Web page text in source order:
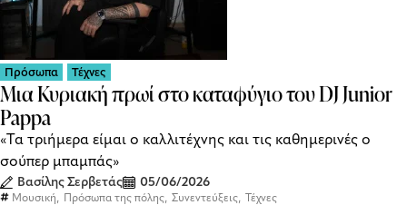
Πρόσωπα Τέχνες
Μια Κυριακή πρωί στο καταφύγιο του DJ Junior
Pappa
«Tα τριήμερα είμαι ο καλλιτέχνης και τις καθημερινές ο
σούπερ μπαμπάς»
Βασίλης Σερβετάς 05/06/2026
Μουσική, Πρόσωπα της πόλης, Συνεντεύξεις, Τέχνες